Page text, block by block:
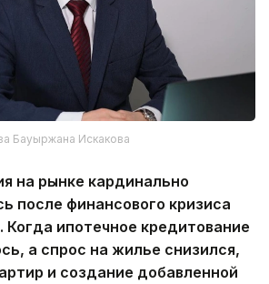
Бауыржана Искакова
на рынке кардинально
после финансового кризиса
Когда ипотечное кредитование
а спрос на жилье снизился,
и создание добавленной